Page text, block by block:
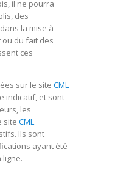
il ne pourra
des
la mise à
ou du fait des
ces
sur le site CML
indicatif, et sont
les
site CML
Ils sont
ayant été